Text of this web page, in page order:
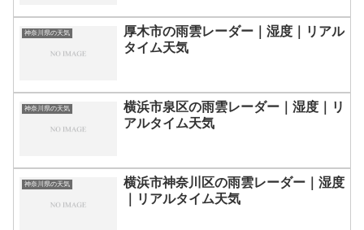
神奈川県の天気
厚木市の雨雲レーダー｜湿度｜リアル
タイム天気
神奈川県の天気
横浜市泉区の雨雲レーダー｜湿度｜リ
アルタイム天気
神奈川県の天気
横浜市神奈川区の雨雲レーダー｜湿度
｜リアルタイム天気